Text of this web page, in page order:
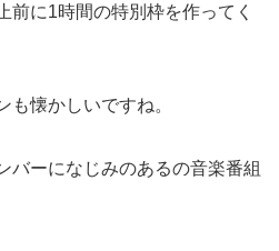
前に1時間の特別枠を作ってく
も懐かしいですね。
バーになじみのあるの音楽番組